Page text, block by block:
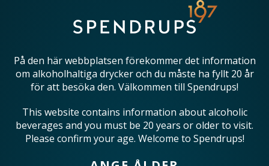
På den här webbplatsen förekommer det information
om alkoholhaltiga drycker och du måste ha fyllt 20 år
för att besöka den. Välkommen till Spendrups!
This website contains information about alcoholic
beverages and you must be 20 years or older to visit.
Please confirm your age. Welcome to Spendrups!